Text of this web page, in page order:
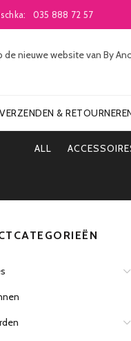
035 888 72 57
de nieuwe website van By
VERZENDEN &
ALL